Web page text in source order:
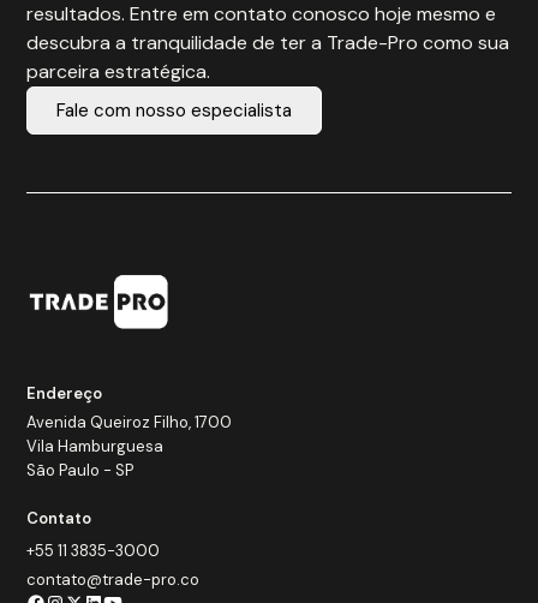
resultados. Entre em contato conosco hoje mesmo e
descubra a tranquilidade de ter a Trade-Pro como sua
parceira estratégica.
Fale com nosso especialista
Endereço
Avenida Queiroz Filho, 1700
Vila Hamburguesa
São Paulo - SP
Contato
+55 11 3835-3000
contato@trade-pro.co